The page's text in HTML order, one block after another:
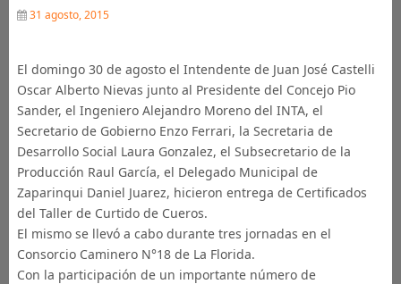
31 agosto, 2015
El domingo 30 de agosto el Intendente de Juan José Castelli
Oscar Alberto Nievas junto al Presidente del Concejo Pio
Sander, el Ingeniero Alejandro Moreno del INTA, el
Secretario de Gobierno Enzo Ferrari, la Secretaria de
Desarrollo Social Laura Gonzalez, el Subsecretario de la
Producción Raul García, el Delegado Municipal de
Zaparinqui Daniel Juarez, hicieron entrega de Certificados
del Taller de Curtido de Cueros.
El mismo se llevó a cabo durante tres jornadas en el
Consorcio Caminero N°18 de La Florida.
Con la participación de un importante número de